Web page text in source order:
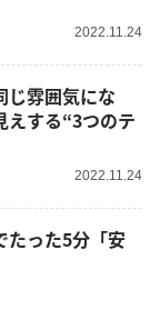
2022.11.24
じ雰囲気にな
する“3つのテ
2022.11.24
たった5分「安